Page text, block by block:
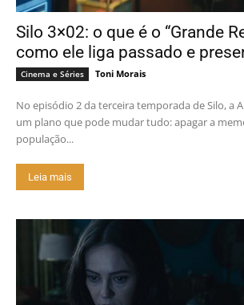
Silo 3×02: o que é o “Grande
como ele liga passado e
Cinema e Séries Toni Morais
No episódio 2 da terceira temporada de Silo, a
um plano que pode mudar tudo: apagar a
população...
Leia mais